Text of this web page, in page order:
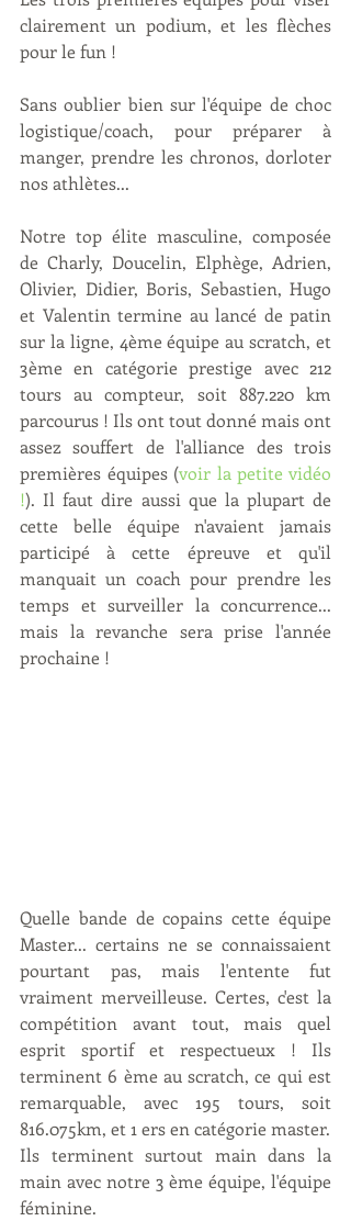
clairement un podium, et les flèches
pour le fun !
Sans oublier bien sur l'équipe de choc
logistique/coach, pour préparer à
manger, prendre les chronos, dorloter
nos athlètes...
Notre top élite masculine, composée
de Charly, Doucelin, Elphège, Adrien,
Olivier, Didier, Boris, Sebastien, Hugo
et Valentin termine au lancé de patin
sur la ligne, 4ème équipe au scratch, et
3ème en catégorie prestige avec 212
tours au compteur, soit 887.220 km
parcourus ! Ils ont tout donné mais ont
assez souffert de l'alliance des trois
premières équipes (voir la petite vidéo
!). Il faut dire aussi que la plupart de
cette belle équipe n'avaient jamais
participé à cette épreuve et qu'il
manquait un coach pour prendre les
temps et surveiller la concurrence...
mais la revanche sera prise l'année
prochaine !
Quelle bande de copains cette équipe
Master... certains ne se connaissaient
pourtant pas, mais l'entente fut
vraiment merveilleuse. Certes, c'est la
compétition avant tout, mais quel
esprit sportif et respectueux ! Ils
terminent 6 ème au scratch, ce qui est
remarquable, avec 195 tours, soit
Ils terminent surtout main dans la
main avec notre 3 ème équipe, l'équipe
féminine.